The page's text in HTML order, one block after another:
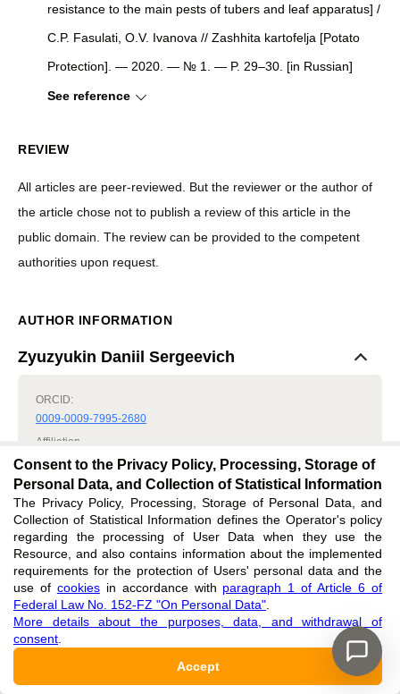
resistance to the main pests of tubers and leaf apparatus] /
C.P. Fasulati, O.V. Ivanova // Zashhita kartofelja [Potato
Protection]. — 2020. — № 1. — P. 29–30. [in Russian]
See reference
REVIEW
All articles are peer-reviewed. But the reviewer or the author of
the article chose not to publish a review of this article in the
public domain. The review can be provided to the competent
authorities upon request.
AUTHOR INFORMATION
Zyuzyukin Daniil Sergeevich
ORCID:
0009-0009-7995-2680
Affiliation
N.I. Vavilov All-Russian Institute of Plant Genetic Resources,
Yuzhno-Sakhalinsk, Russian Federation
Role
Author
Buldakov Sergei Andreevich
ORCID:
0000-0003-1566-1402
N.I. Vavilov All-Russian Institute of Plant Genetic Resources,
Consent to the Privacy Policy, Processing, Storage of
Personal Data, and Collection of Statistical Information
The Privacy Policy, Processing, Storage of Personal Data, and
Collection of Statistical Information defines the Operator's policy
regarding the processing of User Data when they use the
Resource, and also contains information about the implemented
requirements for the protection of Users' personal data and the
use of cookiesin accordance with paragraph 1 of Article 6 of
Federal Law No. 152-FZ "On Personal Data"
More details about the purposes, data, and withdrawal of
consent
Accept